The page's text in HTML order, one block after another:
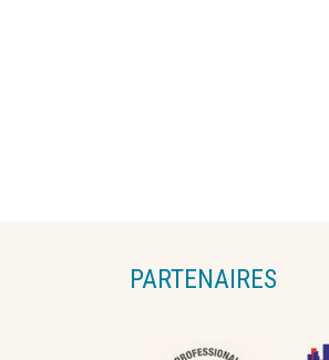
PARTENAIRES